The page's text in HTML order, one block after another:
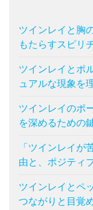
ツインレイと胸
もたらすスピリ
ツインレイとポ
ュアルな現象を
ツインレイのポ
を深めるための
「ツインレイ
由と、ポジティ
ツインレイとペ
つながりと目覚